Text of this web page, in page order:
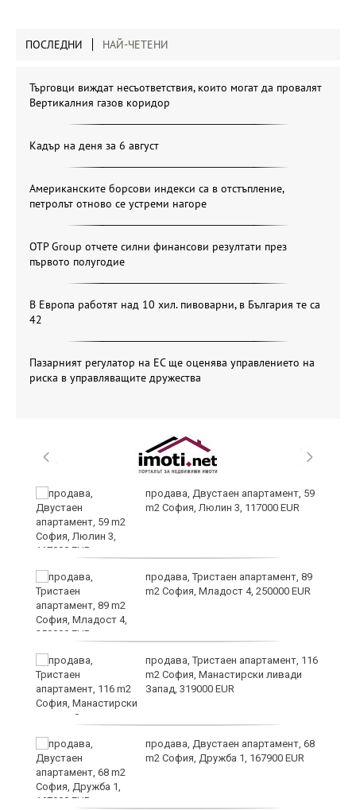
ПОСЛЕДНИ НАЙ-ЧЕТЕНИ
Търговци виждат несъответствия, които могат да провалят
Вертикалния газов коридор
Кадър на деня за 6 август
Американските борсови индекси са в отстъпление,
петролът отново се устреми нагоре
OTP Group отчете силни финансови резултати през
първото полугодие
В Европа работят над 10 хил. пивоварни, в България те са
42
Пазарният регулатор на ЕС ще оценява управлението на
риска в управляващите дружества
продава, Двустаен апартамент, 59
m2 София, Люлин 3, 117000 EUR
продава, Тристаен апартамент, 89
m2 София, Младост 4, 250000 EUR
продава, Тристаен апартамент, 116
m2 София, Манастирски ливади
Запад, 319000 EUR
продава, Двустаен апартамент, 68
m2 София, Дружба 1, 167900 EUR